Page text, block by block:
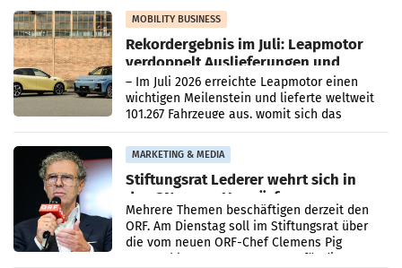
Bundeskartellanwalt
MOBILITY BUSINESS
Rekordergebnis im Juli: Leapmotor
verdoppelt Auslieferungen und
überschreitet die 100.000er-Marke
– Im Juli 2026 erreichte Leapmotor einen
wichtigen Meilenstein und lieferte weltweit
101.267 Fahrzeuge aus, womit sich das
Ergebnis gegenüber Juli 2025 mehr als
verdoppelte (+102
MARKETING & MEDIA
Stiftungsrat Lederer wehrt sich in
den SN gegen Vorwürfe
Mehrere Themen beschäftigen derzeit den
ORF. Am Dienstag soll im Stiftungsrat über
die vom neuen ORF-Chef Clemens Pig
vorgeschlagenen Besetzungen für die